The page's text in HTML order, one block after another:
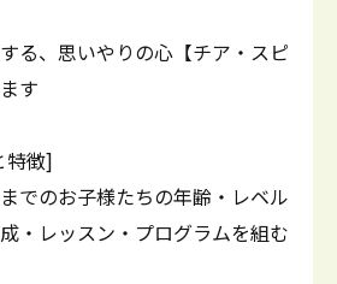
る、思いやりの心【チア・スピ
す
特徴]
でのお子様たちの年齢・レベル
・レッスン・プログラムを組む